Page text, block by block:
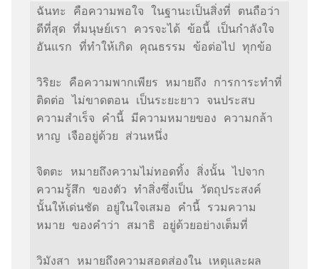
ฉันทะ คือความพอใจ ในฐานะเป็นสิ่งที่ ตนถือว่า
ดีที่สุด ที่มนุษย์เรา ควรจะได้ ข้อนี้ เป็นกำลังใจ
อันแรก ที่ทำให้เกิด คุณธรรม ข้อต่อไป ทุกข้อ
วิริยะ คือความพากเพียร หมายถึง การการะทำที่
ติดต่อ ไม่ขาดตอน เป็นระยะยาว จนประสบ
ความสำเร็จ คำนี้ มีความหมายของ ความกล้า
หาญ เจืออยู่ด้วย ส่วนหนึ่ง
จิตตะ หมายถึงความไม่ทอดทิ้ง สิ่งนั้น ไปจาก
ความรู้สึก ของตัว ทำสิ่งซึ่งเป็น วัตถุประสงค์
นั้นให้เด่นชัด อยู่ในใจเสมอ คำนี้ รวมความ
หมาย ของคำว่า สมาธิ อยู่ด้วยอย่างเต็มที่
วิมังสา หมายถึงความสอดส่องใน เหตุและผล